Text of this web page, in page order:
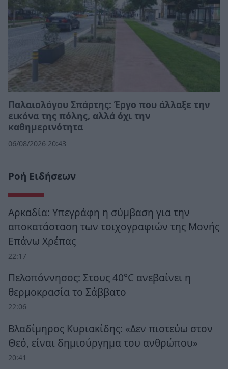
Παλαιολόγου Σπάρτης: Έργο που άλλαξε την
εικόνα της πόλης, αλλά όχι την
καθημερινότητα
06/08/2026 20:43
Ροή Ειδήσεων
Αρκαδία: Υπεγράφη η σύμβαση για την
αποκατάσταση των τοιχογραφιών της Μονής
Επάνω Χρέπας
22:17
Πελοπόννησος: Στους 40°C ανεβαίνει η
θερμοκρασία το Σάββατο
22:06
Βλαδίμηρος Κυριακίδης: «Δεν πιστεύω στον
Θεό, είναι δημιούργημα του ανθρώπου»
20:41